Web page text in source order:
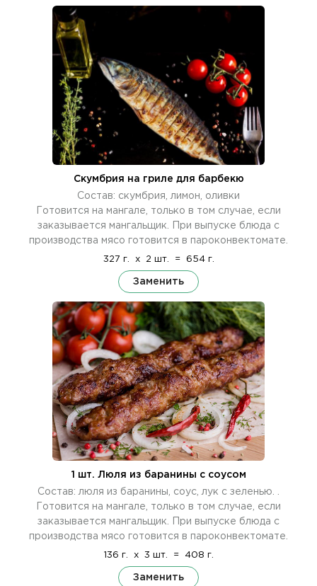
Скумбрия на гриле для барбекю
Состав: скумбрия, лимон, оливки
Готовится на мангале, только в том случае, если
заказывается мангальщик. При выпуске блюда с
производства мясо готовится в пароконвектомате.
327 г. x 2 шт. = 654 г.
Заменить
1 шт. Люля из баранины c cоусом
Состав: люля из баранины, соус, лук с зеленью. .
Готовится на мангале, только в том случае, если
заказывается мангальщик. При выпуске блюда с
производства мясо готовится в пароконвектомате.
136 г. x 3 шт. = 408 г.
Заменить